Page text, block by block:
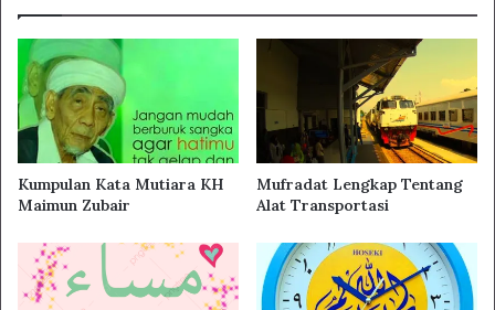
Kumpulan Kata Mutiara KH
Maimun Zubair
Mufradat Lengkap Tentang
Alat Transportasi